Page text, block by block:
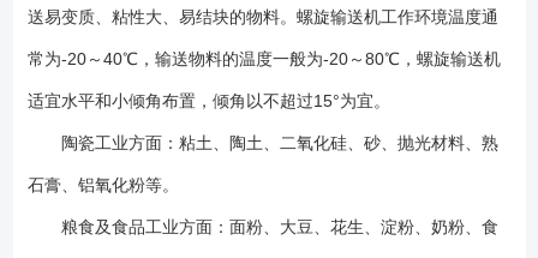
大小依次排列和把相同规格的螺旋节排在一起的原则，安装时从头部开
接头的法兰处，进料口也不应布置在吊轴承上方。 LS型螺旋输送机是
按照JB/T679-95《螺旋输送机》标准设计制造，是GX型螺旋输送机的换代
产品。 头部及尾部轴承移至壳体外，吊轴承采用滑动轴承，没有防尘
轴与滑块连接，拆卸螺旋时，不用移动驱动装置，拆卸吊轴承时不用移动
螺旋，不拆卸盖板可以润滑吊轴承，整机可靠性高，寿命长，适应性强，
送易变质、粘性大、易结块的物料。螺旋输送机工作环境温度通
常为-20～40℃，输送物料的温度一般为-20～80℃，螺旋输送机
适宜水平和小倾角布置，倾角以不超过15°为宜。
陶瓷工业方面：粘土、陶土、二氧化硅、砂、抛光材料、熟
石膏、铝氧化粉等。
粮食及食品工业方面：面粉、大豆、花生、淀粉、奶粉、食